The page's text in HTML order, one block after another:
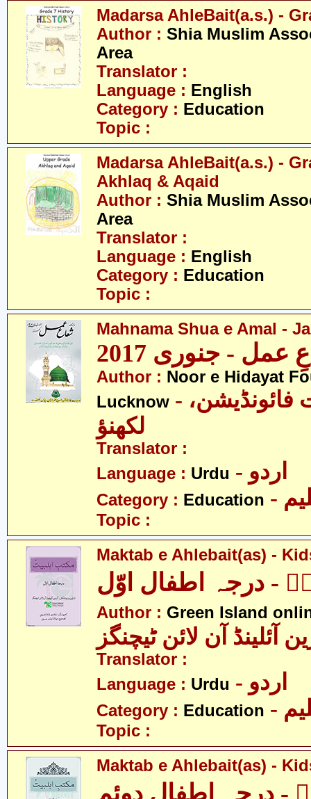
Madarsa AhleBait(a.s.) -
Author : Shia Muslim
Area
Translator :
Language : English
Category : Education
Topic :
Madarsa AhleBait(a.s.) -
Akhlaq & Aqaid
Author : Shia Muslim
Area
Translator :
Language : English
Category : Education
Topic :
Mahnama Shua e Amal -
- جنوری 2017
Author : Noor e Hidayat
Lucknow - نورِ ہدایت فائونڈیشن،
لکھنؤ
Translator :
Language : Urdu - اردو
Category : Education
Topic :
Maktab e Ahlebait(as) -
- درجہ اطفال اوّل
Author : Green Island
آئلینڈ آن لائن ٹیچنگز
Translator :
Language : Urdu - اردو
Category : Education
Topic :
Maktab e Ahlebait(as) -
- درجہ اطفال دوئم